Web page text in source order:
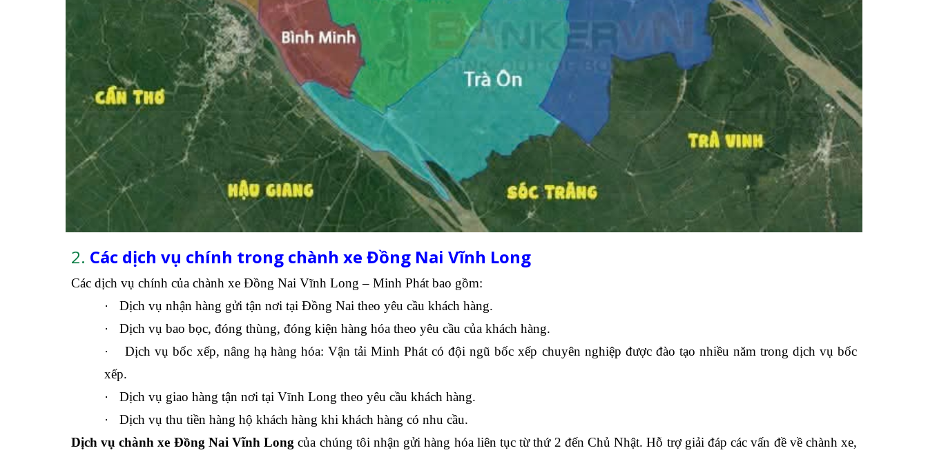
2. Các dịch vụ chính trong chành xe Đồng Nai Vĩnh Long
Các dịch vụ chính của chành xe Đồng Nai Vĩnh Long – Minh Phát bao gồm:
·
Dịch vụ nhận hàng gửi tận nơi tại Đồng Nai theo yêu cầu khách hàng.
·
Dịch vụ bao bọc, đóng thùng, đóng kiện hàng hóa theo yêu cầu của khách hàng.
·
Dịch vụ bốc xếp, nâng hạ hàng hóa: Vận tải Minh Phát có đội ngũ bốc xếp chuyên nghiệp được đào tạo nhiều năm trong dịch vụ bốc
xếp.
·
Dịch vụ giao hàng tận nơi tại Vĩnh Long theo yêu cầu khách hàng.
·
Dịch vụ thu tiền hàng hộ khách hàng khi khách hàng có nhu cầu.
Dịch vụ chành xe Đồng Nai Vĩnh Longcủa chúng tôi nhận gửi hàng hóa liên tục từ thứ 2 đến Chủ Nhật. Hỗ trợ giải đáp các vấn đề về chành xe,